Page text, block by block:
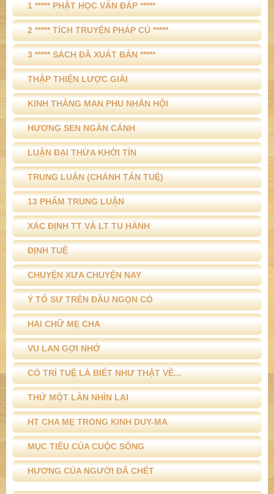
1 ***** PHẬT HỌC VẤN ĐÁP *****
2 ***** TÍCH TRUYỆN PHÁP CÚ *****
3 ***** SÁCH ĐÃ XUẤT BẢN *****
THẬP THIỆN LƯỢC GIẢI
KINH THẮNG MAN PHU NHÂN HỘI
HƯƠNG SEN NGÀN CÁNH
LUẬN ĐẠI THỪA KHỞI TÍN
TRUNG LUẬN (CHÁNH TẤN TUỆ)
13 PHẨM TRUNG LUẬN
XÁC ĐỊNH TT VÀ LT TU HÀNH
ĐỊNH TUỆ
CHUYỆN XƯA CHUYỆN NAY
Ý TỔ SƯ TRÊN ĐẦU NGỌN CỎ
HAI CHỮ MẸ CHA
VU LAN GỢI NHỚ
CÓ TRÍ TUỆ LÀ BIẾT NHƯ THẬT VỀ...
THỬ MỘT LẦN NHÌN LẠI
HT CHA MẸ TRONG KINH DUY-MA
MỤC TIÊU CỦA CUỘC SỐNG
HƯƠNG CỦA NGƯỜI ĐÃ CHẾT